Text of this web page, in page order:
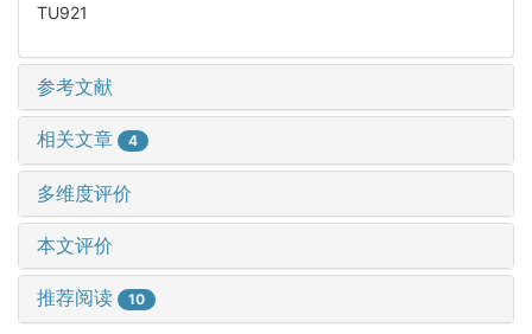
TU921
参考文献
相关文章 4
多维度评价
本文评价
推荐阅读 10